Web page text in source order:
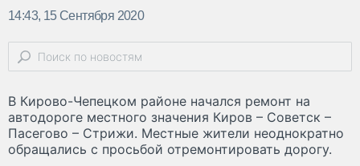
14:43, 15 Сентября 2020
В Кирово-Чепецком районе начался ремонт на
автодороге местного значения Киров – Советск –
Пасегово – Стрижи. Местные жители неоднократно
обращались с просьбой отремонтировать дорогу.